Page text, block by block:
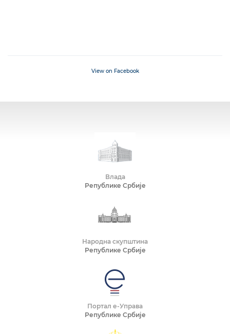
View on Facebook
Влада
Републике Србије
Народна скупштина
Републике Србије
Портал е-Управа
Републике Србије